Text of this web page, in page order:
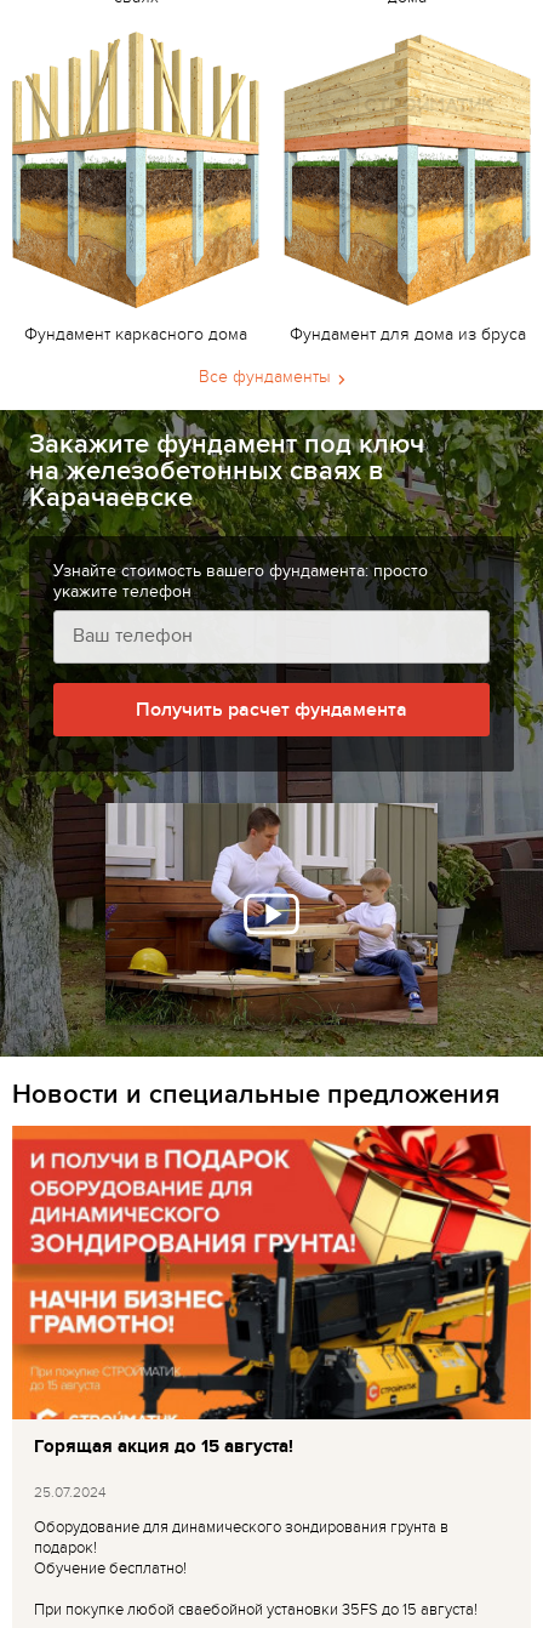
Фундамент каркасного дома Фундамент для дома из бруса
Все фундаменты
Закажите фундамент под ключ
на железобетонных сваях в
Карачаевске
Узнайте стоимость вашего фундамента: просто
укажите телефон
Получить расчет фундамента
Новости и специальные предложения
Горящая акция до 15 августа!
25.07.2024
Оборудование для динамического зондирования грунта в
подарок!
Обучение бесплатно!
При покупке любой сваебойной установки 35FS до 15 августа!